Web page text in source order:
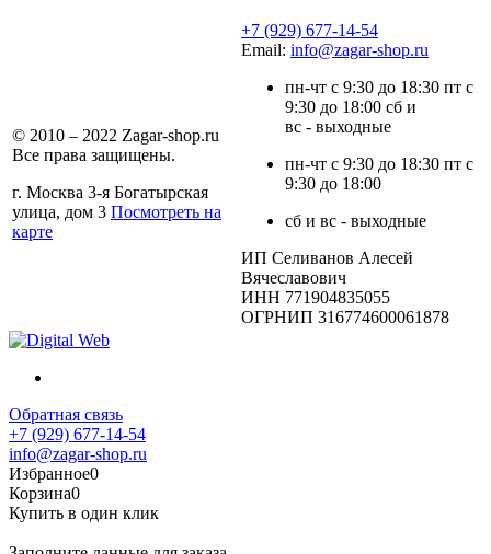
© 2010 – 2022 Zagar-shop.ru
Все права защищены.
г. Москва 3-я Богатырская
улица, дом 3 Посмотреть на
карте
+7 (929) 677-14-54
Email: info@zagar-shop.ru
пн-чт с 9:30 до 18:30 пт с
9:30 до 18:00 сб и
вс - выходные
пн-чт с 9:30 до 18:30 пт с
9:30 до 18:00
сб и вс - выходные
ИП Селиванов Алесей
Вячеславович
ИНН 771904835055
ОГРНИП 316774600061878
Обратная связь
+7 (929) 677-14-54
info@zagar-shop.ru
Избранное0
Корзина0
Купить в один клик